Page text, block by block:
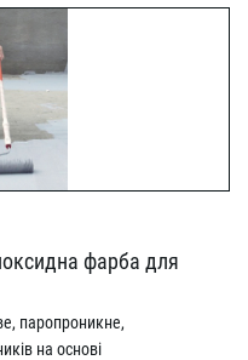
фарба для
паропроникне,
на основі